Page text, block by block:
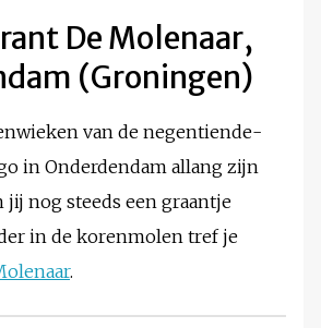
De Molenaar,
(Groningen)
van de negentiende-
in Onderdendam allang zijn
jij nog steeds een graantje
in de korenmolen tref je
.